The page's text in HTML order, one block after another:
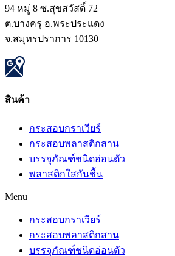
94 หมู่ 8 ซ.สุขสวัสดิ์ 72
ต.บางครุ อ.พระประแดง
จ.สมุทรปราการ 10130
สินค้า​
กระสอบกราเวียร์
กระสอบพลาสติกสาน
บรรจุภัณฑ์ชนิดอ่อนตัว
พลาสติกใสกันชื้น
Menu
กระสอบกราเวียร์
กระสอบพลาสติกสาน
บรรจุภัณฑ์ชนิดอ่อนตัว